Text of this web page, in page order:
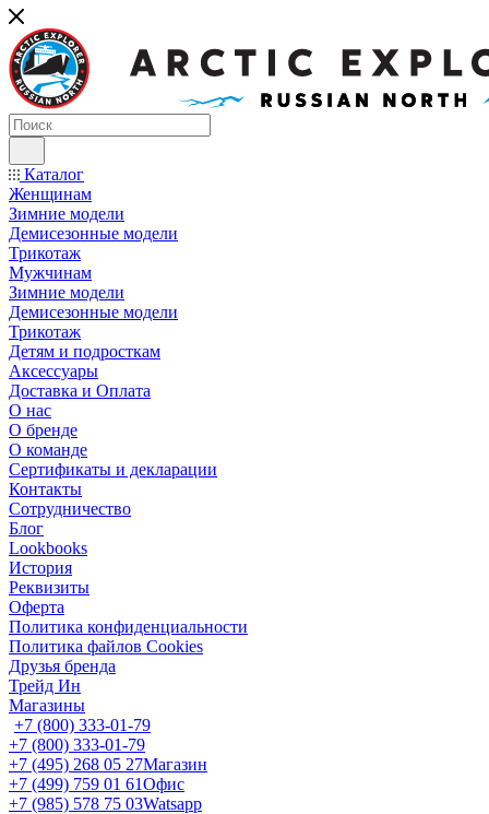
Каталог
Женщинам
Зимние модели
Демисезонные модели
Трикотаж
Мужчинам
Зимние модели
Демисезонные модели
Трикотаж
Детям и подросткам
Аксессуары
Доставка и Оплата
О нас
О бренде
О команде
Сертификаты и декларации
Контакты
Сотрудничество
Блог
Lookbooks
История
Реквизиты
Оферта
Политика конфиденциальности
Политика файлов Cookies
Друзья бренда
Трейд Ин
Магазины
+7 (800) 333-01-79
+7 (800) 333-01-79
+7 (495) 268 05 27Магазин
+7 (499) 759 01 61Офис
+7 (985) 578 75 03Watsapp